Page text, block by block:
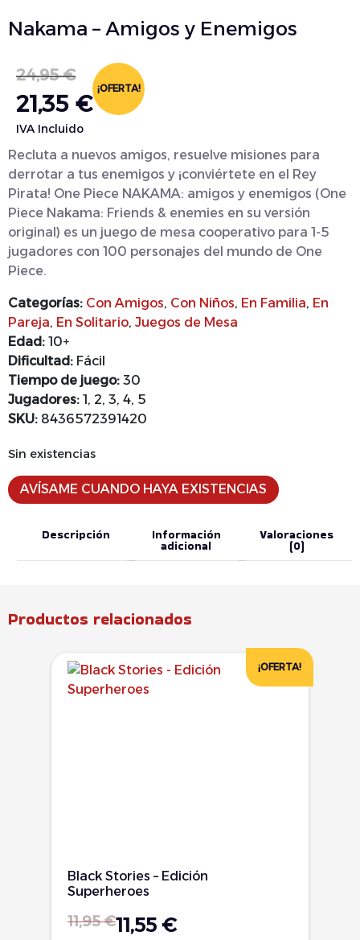
Nakama – Amigos y Enemigos
24,95€
21,35 €
IVA Incluido
¡OFERTA!
Recluta a nuevos amigos, resuelve misiones para
derrotar a tus enemigos y ¡conviértete en el Rey
Pirata! One Piece NAKAMA: amigos y enemigos (One
Piece Nakama: Friends & enemies en su versión
original) es un juego de mesa cooperativo para 1-5
jugadores con 100 personajes del mundo de One
Piece.
Categorías: Con Amigos, Con Niños, En Familia, En
Pareja, En Solitario, Juegos de Mesa
Edad: 10+
Dificultad: Fácil
Tiempo de juego: 30
Jugadores: 1, 2, 3, 4, 5
SKU: 8436572391420
Sin existencias
AVÍSAME CUANDO HAYA EXISTENCIAS
Descripción Información
adicional
Valoraciones
(0)
Productos relacionados
¡OFERTA!
Black Stories – Edición
Superheroes
11,95€11,55 €